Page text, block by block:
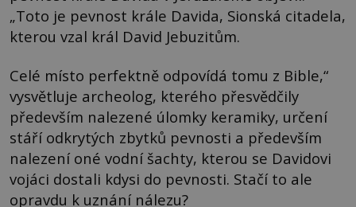
„Toto je pevnost krále Davida, Sionská citadela,
kterou vzal král David Jebuzitům.
Celé místo perfektně odpovídá tomu z Bible,“
vysvětluje archeolog, kterého přesvědčily
především nalezené úlomky keramiky, určení
stáří odkrytých zbytků pevnosti a především
nalezení oné vodní šachty, kterou se Davidovi
vojáci dostali kdysi do pevnosti. Stačí to ale
opravdu k uznání nálezu?